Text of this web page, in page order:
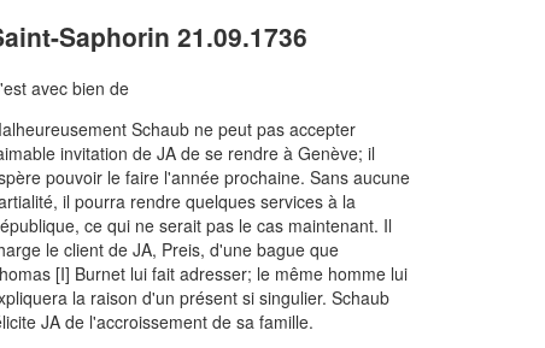
Saphorin 21.09.1736
avec bien de
Schaub ne peut pas accepter
invitation de JA de se rendre à Genève; il
pouvoir le faire l'année prochaine. Sans aucune
il pourra rendre quelques services à la
ce qui ne serait pas le cas maintenant. Il
le client de JA, Preis, d'une bague que
[I] Burnet lui fait adresser; le même homme lui
la raison d'un présent si singulier. Schaub
JA de l'accroissement de sa famille.